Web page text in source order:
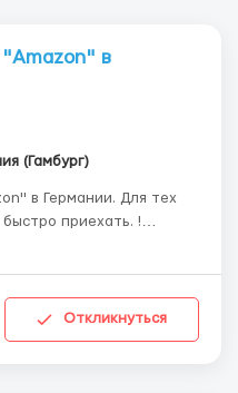
"Amazon" в
(Гамбург)
в Германии. Для тех
приехать. !
Откликнуться